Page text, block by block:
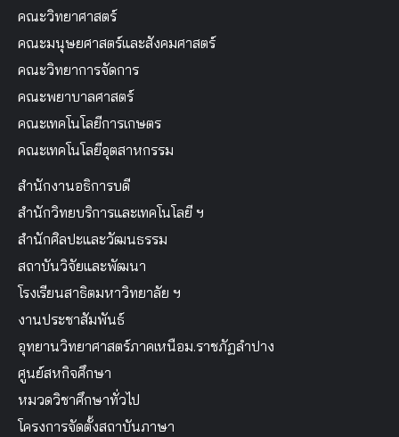
คณะวิทยาศาสตร์
คณะมนุษยศาสตร์และสังคมศาสตร์
คณะวิทยาการจัดการ
คณะพยาบาลศาสตร์
คณะเทคโนโลยีการเกษตร
คณะเทคโนโลยีอุตสาหกรรม
สำนักงานอธิการบดี
สำนักวิทยบริการและเทคโนโลยี ฯ
สำนักศิลปะและวัฒนธรรม
สถาบันวิจัยและพัฒนา
โรงเรียนสาธิตมหาวิทยาลัย ฯ
งานประชาสัมพันธ์
อุทยานวิทยาศาสตร์ภาคเหนือม.ราชภัฏลำปาง
ศูนย์สหกิจศึกษา
หมวดวิชาศึกษาทั่วไป
โครงการจัดตั้งสถาบันภาษา